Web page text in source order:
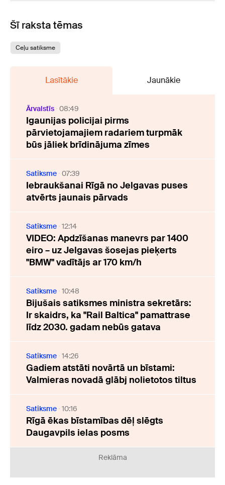
Šī raksta tēmas
Ceļu satiksme
Lasītākie Jaunākie
Ārvalstīs 08:49
Igaunijas policijai pirms
pārvietojamajiem radariem turpmāk
būs jāliek brīdinājuma zīmes
Satiksme 07:39
Iebraukšanai Rīgā no Jelgavas puses
atvērts jaunais pārvads
Satiksme 12:14
VIDEO: Apdzīšanas manevrs par 1400
eiro – uz Jelgavas šosejas pieķerts
"BMW" vadītājs ar 170 km/h
Satiksme 10:48
Bijušais satiksmes ministra sekretārs:
Ir skaidrs, ka "Rail Baltica" pamattrase
līdz 2030. gadam nebūs gatava
Satiksme 14:26
Gadiem atstāti novārtā un bīstami:
Valmieras novadā glābj nolietotos tiltus
Satiksme 10:16
Rīgā ēkas bīstamības dēļ slēgts
Daugavpils ielas posms
Reklāma